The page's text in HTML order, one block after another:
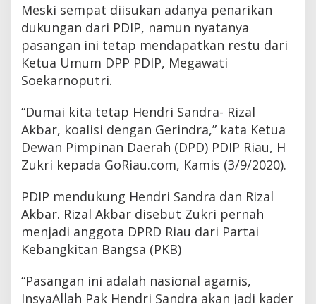
k
b
a
r
Meski sempat diisukan adanya penarikan
dukungan dari PDIP, namun nyatanya
pasangan ini tetap mendapatkan restu dari
Ketua Umum DPP PDIP, Megawati
Soekarnoputri.
“Dumai kita tetap Hendri Sandra- Rizal
Akbar, koalisi dengan Gerindra,” kata Ketua
Dewan Pimpinan Daerah (DPD) PDIP Riau, H
Zukri kepada GoRiau.com, Kamis (3/9/2020).
PDIP mendukung Hendri Sandra dan Rizal
Akbar. Rizal Akbar disebut Zukri pernah
menjadi anggota DPRD Riau dari Partai
Kebangkitan Bangsa (PKB)
“Pasangan ini adalah nasional agamis,
InsyaAllah Pak Hendri Sandra akan jadi kader